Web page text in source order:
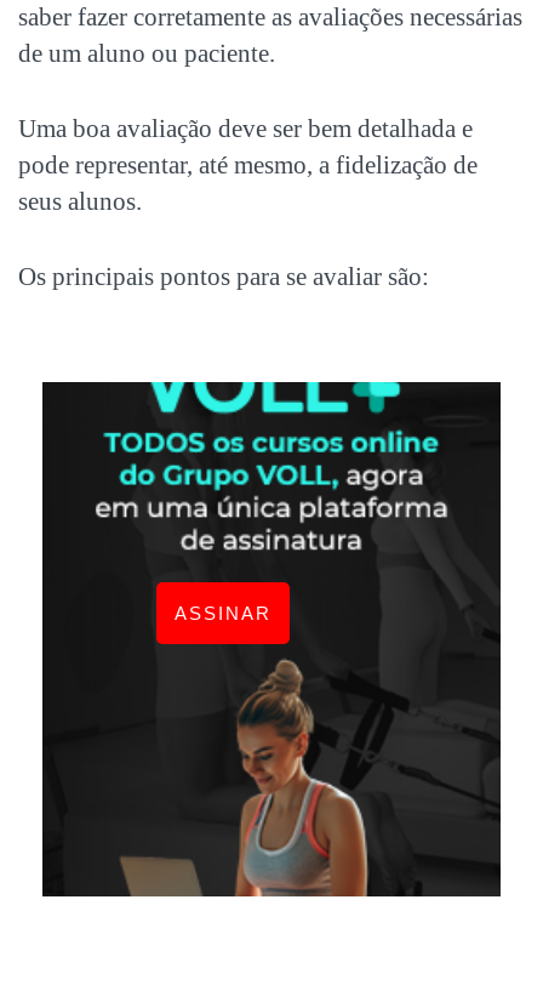
saber fazer corretamente as avaliações necessárias
de um aluno ou paciente.
Uma boa avaliação deve ser bem detalhada e
pode representar, até mesmo, a fidelização de
seus alunos.
Os principais pontos para se avaliar são:
ASSINAR